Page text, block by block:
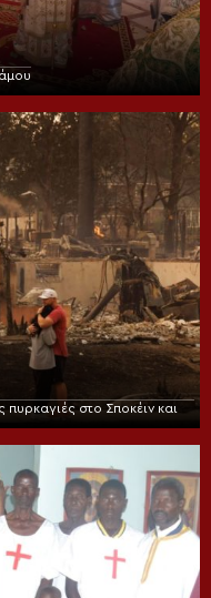
στο Σποκέιν και